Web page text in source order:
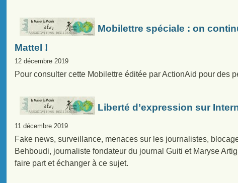
Mobilettre spéciale : on
Mattel !
12 décembre 2019
Pour consulter cette Mobilettre éditée par ActionAid pour des
Liberté d’expression sur
11 décembre 2019
Fake news, surveillance, menaces sur les journalistes,
Behboudi, journaliste fondateur du journal Guiti et Maryse
faire part et échanger à ce sujet.